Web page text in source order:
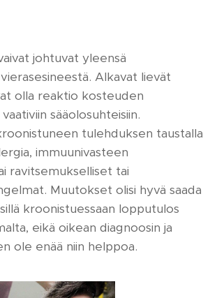
johtuvat yleensä
Alkavat lievät
olla reaktio kosteuden
sääolosuhteisiin.
tulehduksen taustalla
immuunivasteen
ravitsemukselliset tai
Muutokset olisi hyvä saada
kroonistuessaan lopputulos
eikä oikean diagnoosin ja
ole enää niin helppoa.